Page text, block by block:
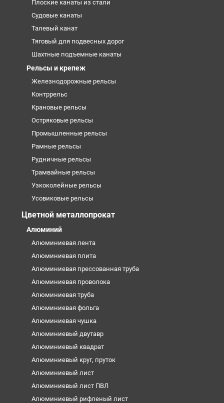
Плоские канаты из стали
Судовые канаты
Талевый канат
Тяговый для подвесных дорог
Шахтные подъемные канаты
Рельсы и крепеж
Железнодорожные рельсы
Контррельс
Крановые рельсы
Остряковые рельсы
Промышленные рельсы
Рамные рельсы
Рудничные рельсы
Трамвайные рельсы
Узкоколейные рельсы
Усовиковые рельсы
Цветной металлопрокат
Алюминий
Алюминиевая лента
Алюминиевая плита
Алюминиевая прессованная труба
Алюминиевая проволока
Алюминиевая труба
Алюминиевая фольга
Алюминиевая чушка
Алюминиевый двутавр
Алюминиевый квадрат
Алюминиевый круг, пруток
Алюминиевый лист
Алюминиевый лист ПВЛ
Алюминиевый рифленый лист